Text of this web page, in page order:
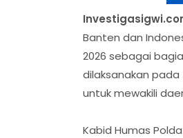
Banten dan
2026 sebagai
dilaksanakan
untuk mewakili
Kabid Humas